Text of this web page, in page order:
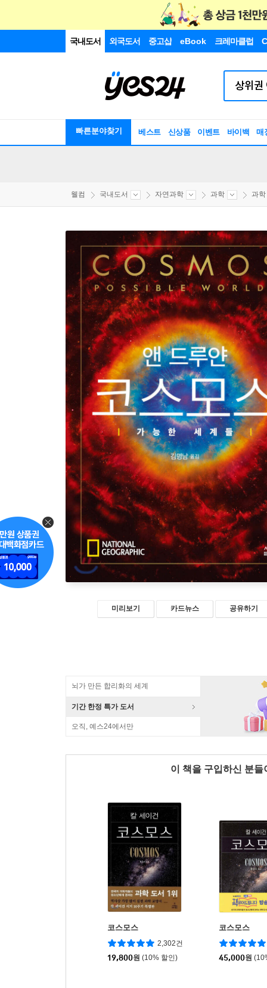
국내도서 외국도서 중고샵 eBook 크레마클럽
빠른분야찾기 베스트 신상품 이벤트 바이백 매
웰컴 국내도서 자연과학 과학 과
미리보기 카드뉴스 공유하기
뇌가 만든 합리화의 세계
기간 한정 특가 도서
오직, 예스24에서만
이 책을 구입하신 분
코스모스
2,302건
19,800원 (10% 할인)
코스모스
45,000원